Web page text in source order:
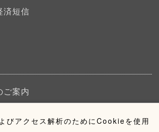
びアクセス解析のためにCookieを使用
済短信
ご案内